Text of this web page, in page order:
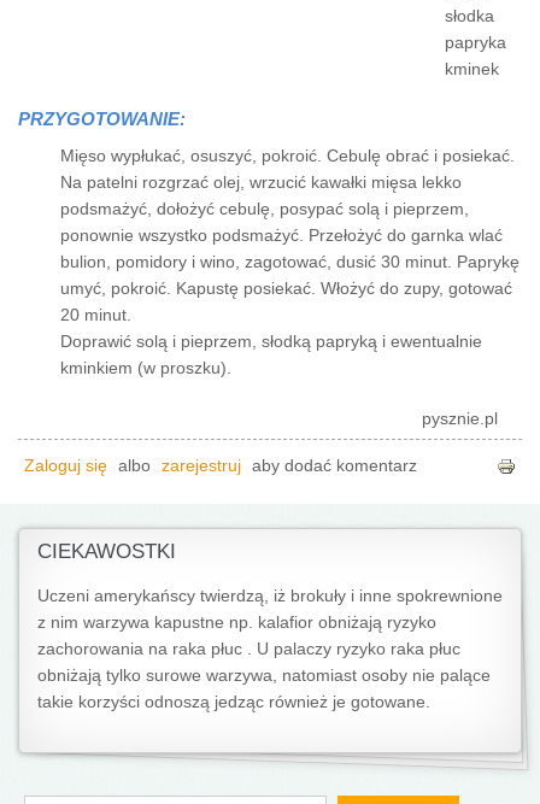
słodka
papryka
kminek
PRZYGOTOWANIE:
Mięso wypłukać, osuszyć, pokroić. Cebulę obrać i posiekać.
Na patelni rozgrzać olej, wrzucić kawałki mięsa lekko
podsmażyć, dołożyć cebulę, posypać solą i pieprzem,
ponownie wszystko podsmażyć. Przełożyć do garnka wlać
bulion, pomidory i wino, zagotować, dusić 30 minut. Paprykę
umyć, pokroić. Kapustę posiekać. Włożyć do zupy, gotować
20 minut.
Doprawić solą i pieprzem, słodką papryką i ewentualnie
kminkiem (w proszku).
pysznie.pl
Zaloguj się albo zarejestruj aby dodać komentarz
CIEKAWOSTKI
Uczeni amerykańscy twierdzą, iż brokuły i inne spokrewnione
z nim warzywa kapustne np. kalafior obniżają ryzyko
zachorowania na raka płuc . U palaczy ryzyko raka płuc
obniżają tylko surowe warzywa, natomiast osoby nie palące
takie korzyści odnoszą jedząc również je gotowane.